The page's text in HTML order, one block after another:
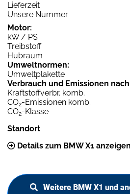
Lieferzeit
Unsere Nummer
Motor:
kW / PS
Treibstoff
Hubraum
Umweltnormen:
Umweltplakette
Verbrauch und Emissionen nach
Kraftstoffverbr. komb.
CO2-Emissionen komb.
CO2-Klasse
Standort
Details zum BMW X1 anzeigen
Weitere BMW X1 und